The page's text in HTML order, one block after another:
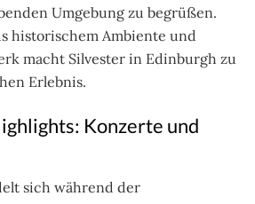
Umgebung zu begrüßen.
historischem Ambiente und
macht Silvester in Edinburgh zu
Erlebnis.
Konzerte und
sich während der